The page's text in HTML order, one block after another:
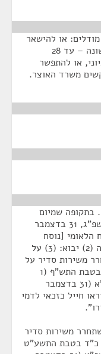
או להישאר
עם הצעת החוק כמו שהיא בקריאה הראשונה – עד 28
או להתפשר, להאריך עד 30 ביוני, או להתפשר
משרד האוצר.
בתקופה שמיום
פרסומו של חוק זה ועד יום ז' בטבת התשפ"ג, 31 בדצמבר
הביטוח הלאומי [נוסח
משולב], התשנ"ה-1995, כך שאחרי פסקה (2) יבוא: (3) על
שהשתחרר משירות סדיר על
פי חוק שירות ביטחון בתקופה שמיום ד' בטבת התש"ף (1
בינואר 2022) ועד יום ט"ז בטבת התשפ"א (31 בדצמבר
כך שאחרי "יראו חייל כזכאי לדמי
מי שהשתחרר משירות סדיר
כ"ד בטבת התשע"ט